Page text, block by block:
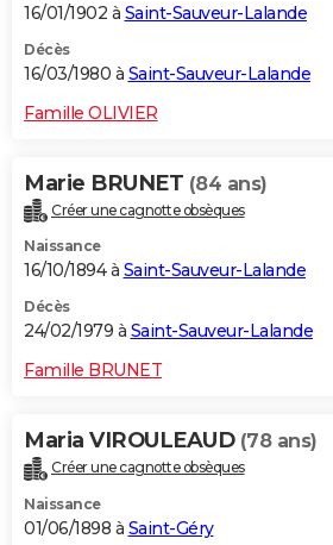
16/01/1902 à Saint-Sauveur-Lalande
Décès
16/03/1980 à Saint-Sauveur-Lalande
Famille OLIVIER
Marie BRUNET (84 ans)
Créer une cagnotte obsèques
Naissance
16/10/1894 à Saint-Sauveur-Lalande
Décès
24/02/1979 à Saint-Sauveur-Lalande
Famille BRUNET
Maria VIROULEAUD (78 ans)
Créer une cagnotte obsèques
Naissance
01/06/1898 à Saint-Géry